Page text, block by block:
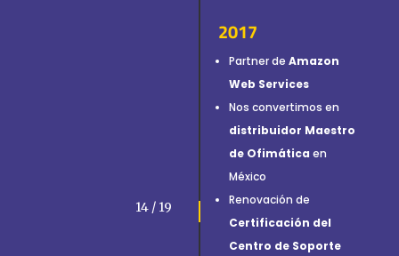
14 / 19
2017
Partner de Amazon
Web Services
Nos convertimos en
distribuidor Maestro
de Ofimática en
México
Renovación de
Certificación del
Centro de Soporte